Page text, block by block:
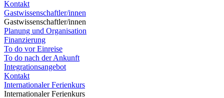
Kontakt
Gastwissenschaftler/innen
Gastwissenschaftler/innen
Planung und Organisation
Finanzierung
To do vor Einreise
To do nach der Ankunft
Integrationsangebot
Kontakt
Internationaler Ferienkurs
Internationaler Ferienkurs